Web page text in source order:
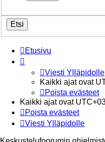
Etusivu
Viesti Ylläpidolle
Kaikki ajat ovat
Poista evästeet
Kaikki ajat ovat
Poista evästeet
Viesti Ylläpidolle